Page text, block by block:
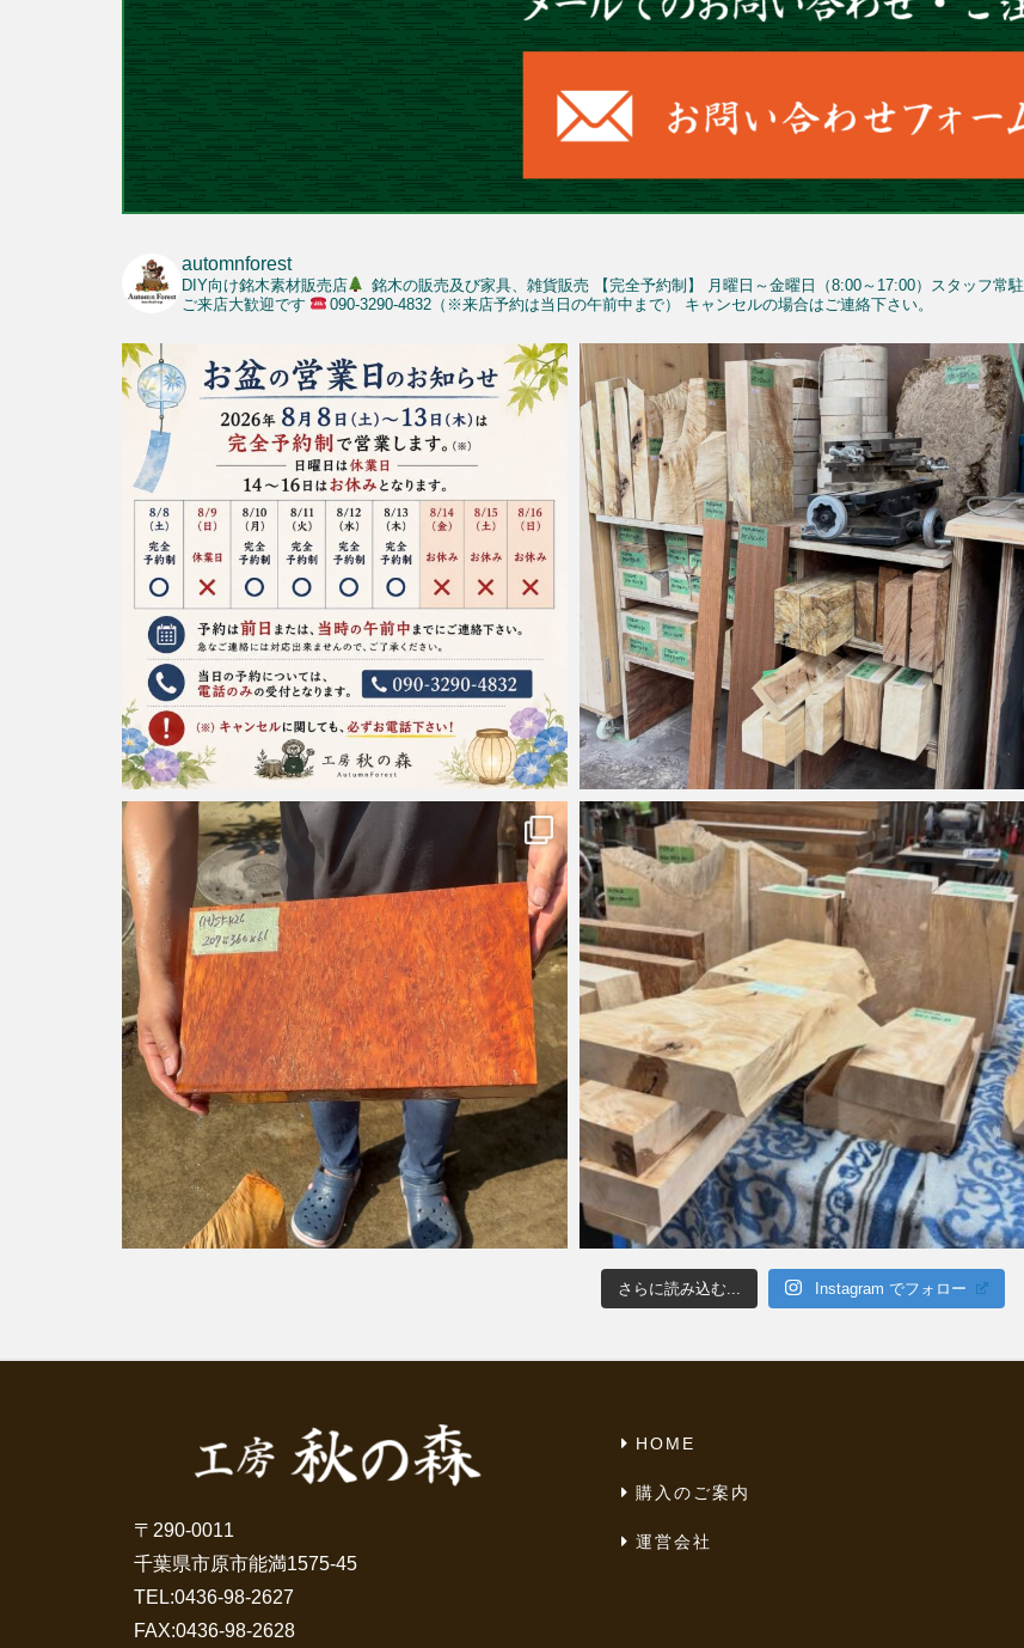
automnforest
DIY向け銘木素材販売店 銘木の販売及び家具、雑貨販売 【完全予約制】 月曜日～金曜日（8:00～17:00）スタッフ常駐
ご来店大歓迎です
090-3290-4832（※来店予約は当日の午前中まで） キャンセルの場合はご連絡下さい。
さらに読み込む... Instagram でフォロー
〒290-0011
千葉県市原市能満1575-45
TEL:0436-98-2627
FAX:0436-98-2628
HOME
購入のご案内
運営会社